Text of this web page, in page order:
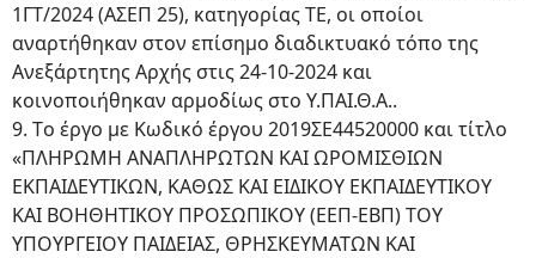
1ΓΤ/2024 (ΑΣΕΠ 25), κατηγορίας ΤΕ, οι οποίοι
αναρτήθηκαν στον επίσημο διαδικτυακό τόπο της
Ανεξάρτητης Αρχής στις 24-10-2024 και
κοινοποιήθηκαν αρμοδίως στο Υ.ΠΑΙ.Θ.Α..
9. Tο έργο με Κωδικό έργου 2019ΣΕ44520000 και τίτλο
«ΠΛΗΡΩΜΗ ΑΝΑΠΛΗΡΩΤΩΝ ΚΑΙ ΩΡΟΜΙΣΘΙΩΝ
ΕΚΠΑΙΔΕΥΤΙΚΩΝ, ΚΑΘΩΣ ΚΑΙ ΕΙΔΙΚΟΥ ΕΚΠΑΙΔΕΥΤΙΚΟΥ
ΚΑΙ ΒΟΗΘΗΤΙΚΟΥ ΠΡΟΣΩΠΙΚΟΥ (ΕΕΠ-ΕΒΠ) ΤΟΥ
ΥΠΟΥΡΓΕΙΟΥ ΠΑΙΔΕΙΑΣ, ΘΡΗΣΚΕΥΜΑΤΩΝ ΚΑΙ